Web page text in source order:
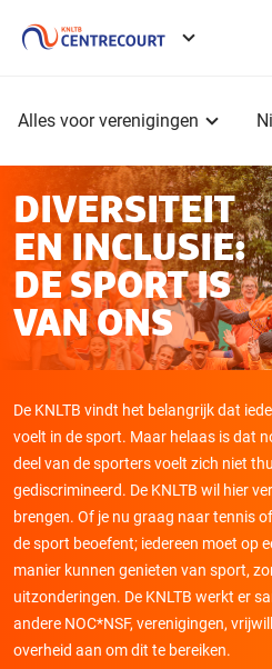
Alles voor verenigingen
DIVERSITEIT
EN INCLUSIE:
DE SPORT IS
VAN ONS
De KNLTB vindt het belangrijk dat
voelt in de sport. Maar helaas is dat
deel van de sporters voelt zich niet
gediscrimineerd. De KNLTB wil hier
brengen. Of je nu graag naar tennis
de sport beoefent; iedereen moet op
manier kunnen genieten van sport,
uitzonderingen. De KNLTB werkt er
andere NOC*NSF, verenigingen,
overheid aan om dit te bereiken.